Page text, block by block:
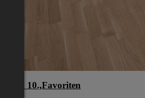
Wien 10.,Favoriten